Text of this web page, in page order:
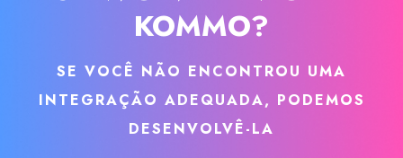
KOMMO?
SE VOCÊ NÃO ENCONTROU UMA
INTEGRAÇÃO ADEQUADA, PODEMOS
DESENVOLVÊ-LA